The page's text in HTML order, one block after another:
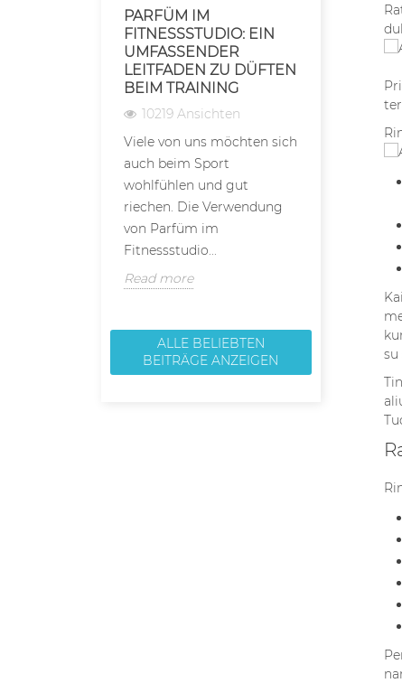
PARFÜM IM
FITNESSSTUDIO: EIN
UMFASSENDER
LEITFADEN ZU DÜFTEN
BEIM TRAINING
10219 Ansichten
Viele von uns möchten sich
auch beim Sport
wohlfühlen und gut
riechen. Die Verwendung
von Parfüm im
Fitnessstudio...
Read more
FÜR
BLEIBEN
7146
Die
Parfüms
sich direkt
Haltbarkeit
ALLE BELIEBTEN
BEITRÄGE ANZEIGEN
su